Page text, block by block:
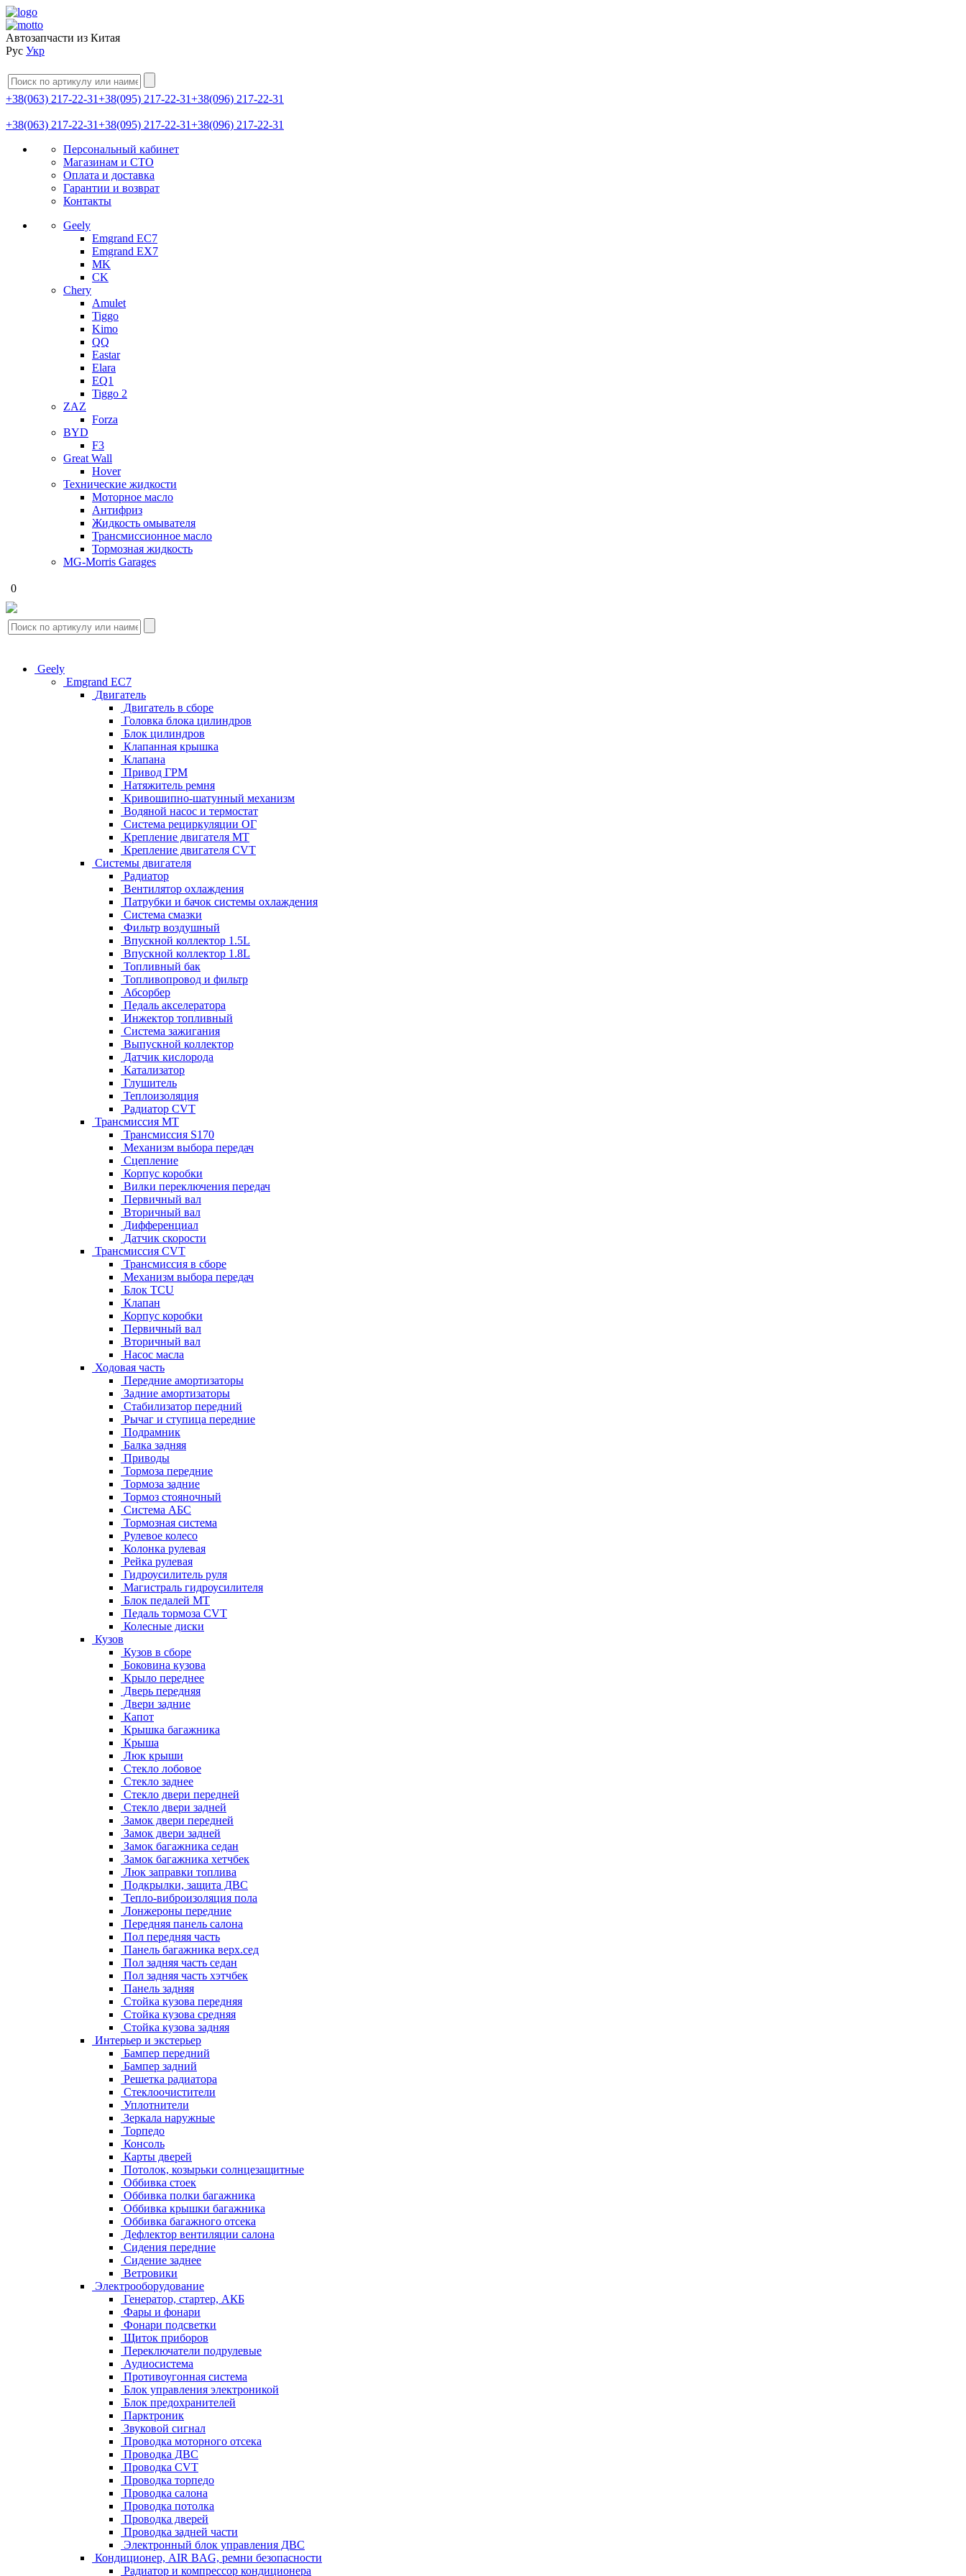
Автозапчасти из Китая
Рус Укр
+38(063) 217-22-31+38(095) 217-22-31+38(096) 217-22-31
+38(063) 217-22-31+38(095) 217-22-31+38(096) 217-22-31
Персональный кабинет
Магазинам и СТО
Оплата и доставка
Гарантии и возврат
Контакты
Geely
Emgrand EC7
Emgrand EX7
MK
CK
Chery
Amulet
Tiggo
Kimo
QQ
Eastar
Elara
EQ1
Tiggo 2
ZAZ
Forza
BYD
F3
Great Wall
Hover
Технические жидкости
Моторное масло
Антифриз
Жидкость омывателя
Трансмиссионное масло
Тормозная жидкость
MG-Morris Garages
0
Geely
Emgrand EC7
Двигатель
Двигатель в сборе
Головка блока цилиндров
Блок цилиндров
Клапанная крышка
Клапана
Привод ГРМ
Натяжитель ремня
Кривошипно-шатунный механизм
Водяной насос и термостат
Система рециркуляции ОГ
Крепление двигателя MT
Крепление двигателя CVT
Системы двигателя
Радиатор
Вентилятор охлаждения
Патрубки и бачок системы охлаждения
Система смазки
Фильтр воздушный
Впускной коллектор 1.5L
Впускной коллектор 1.8L
Топливный бак
Топливопровод и фильтр
Абсорбер
Педаль акселератора
Инжектор топливный
Система зажигания
Выпускной коллектор
Датчик кислорода
Катализатор
Глушитель
Теплоизоляция
Радиатор CVT
Трансмиссия MT
Трансмиссия S170
Механизм выбора передач
Сцепление
Корпус коробки
Вилки переключения передач
Первичный вал
Вторичный вал
Дифференциал
Датчик скорости
Трансмиссия CVT
Трансмиссия в сборе
Механизм выбора передач
Блок TCU
Клапан
Корпус коробки
Первичный вал
Вторичный вал
Насос масла
Ходовая часть
Передние амортизаторы
Задние амортизаторы
Стабилизатор передний
Рычаг и ступица передние
Подрамник
Балка задняя
Приводы
Тормоза передние
Тормоза задние
Тормоз стояночный
Система АБС
Тормозная система
Рулевое колесо
Колонка рулевая
Рейка рулевая
Гидроусилитель руля
Магистраль гидроусилителя
Блок педалей МТ
Педаль тормоза CVT
Колесные диски
Кузов
Кузов в сборе
Боковина кузова
Крыло переднее
Дверь передняя
Двери задние
Капот
Крышка багажника
Крыша
Люк крыши
Стекло лобовое
Стекло заднее
Стекло двери передней
Стекло двери задней
Замок двери передней
Замок двери задней
Замок багажника седан
Замок багажника хетчбек
Люк заправки топлива
Подкрылки, защита ДВС
Тепло-виброизоляция пола
Лонжероны передние
Передняя панель салона
Пол передняя часть
Панель багажника верх.сед
Пол задняя часть седан
Пол задняя часть хэтчбек
Панель задняя
Стойка кузова передняя
Стойка кузова средняя
Стойка кузова задняя
Интерьер и экстерьер
Бампер передний
Бампер задний
Решетка радиатора
Стеклоочистители
Уплотнители
Зеркала наружные
Торпедо
Консоль
Карты дверей
Потолок, козырьки солнцезащитные
Оббивка стоек
Оббивка полки багажника
Оббивка крышки багажника
Оббивка багажного отсека
Дефлектор вентиляции салона
Сидения передние
Сидение заднее
Ветровики
Электрооборудование
Генератор, стартер, АКБ
Фары и фонари
Фонари подсветки
Щиток приборов
Переключатели подрулевые
Аудиосистема
Противоугонная система
Блок управления электроникой
Блок предохранителей
Парктроник
Звуковой сигнал
Проводка моторного отсека
Проводка ДВС
Проводка CVT
Проводка торпедо
Проводка салона
Проводка потолка
Проводка дверей
Проводка задней части
Электронный блок управления ДВС
Кондиционер, AIR BAG, ремни безопасности
Радиатор и компрессор кондиционера